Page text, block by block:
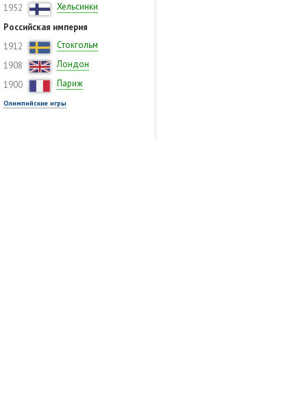
1952
Хельсинки
Российская империя
1912
Стокгольм
1908
Лондон
1900
Париж
Олимпийские игры